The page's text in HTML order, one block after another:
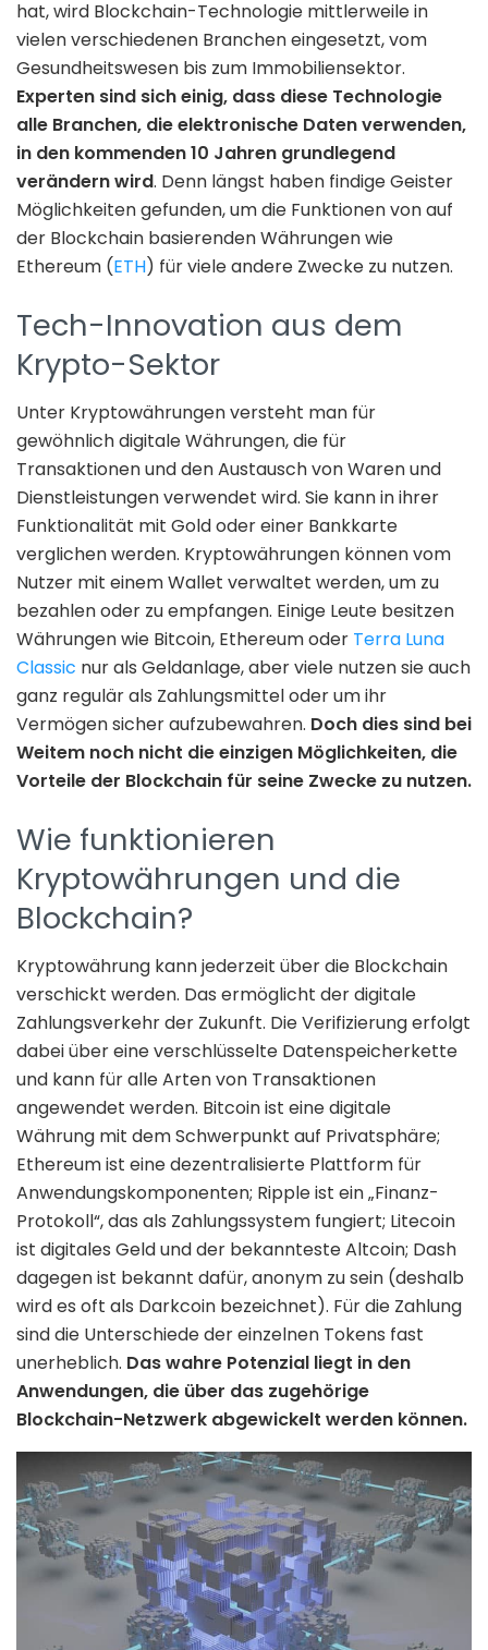
hat, wird Blockchain-Technologie mittlerweile in
vielen verschiedenen Branchen eingesetzt, vom
Gesundheitswesen bis zum Immobiliensektor.
Experten sind sich einig, dass diese Technologie
alle Branchen, die elektronische Daten verwenden,
in den kommenden 10 Jahren grundlegend
verändern wird. Denn längst haben findige Geister
Möglichkeiten gefunden, um die Funktionen von auf
der Blockchain basierenden Währungen wie
Ethereum (ETH) für viele andere Zwecke zu nutzen.
Tech-Innovation aus dem
Krypto-Sektor
Unter Kryptowährungen versteht man für
gewöhnlich digitale Währungen, die für
Transaktionen und den Austausch von Waren und
Dienstleistungen verwendet wird. Sie kann in ihrer
Funktionalität mit Gold oder einer Bankkarte
verglichen werden. Kryptowährungen können vom
Nutzer mit einem Wallet verwaltet werden, um zu
bezahlen oder zu empfangen. Einige Leute besitzen
Währungen wie Bitcoin, Ethereum oder Terra Luna
Classic nur als Geldanlage, aber viele nutzen sie auch
ganz regulär als Zahlungsmittel oder um ihr
Vermögen sicher aufzubewahren. Doch dies sind bei
Weitem noch nicht die einzigen Möglichkeiten, die
Vorteile der Blockchain für seine Zwecke zu nutzen.
Wie funktionieren
Kryptowährungen und die
Blockchain?
Kryptowährung kann jederzeit über die Blockchain
verschickt werden. Das ermöglicht der digitale
Zahlungsverkehr der Zukunft. Die Verifizierung erfolgt
dabei über eine verschlüsselte Datenspeicherkette
und kann für alle Arten von Transaktionen
angewendet werden. Bitcoin ist eine digitale
Währung mit dem Schwerpunkt auf Privatsphäre;
Ethereum ist eine dezentralisierte Plattform für
Anwendungskomponenten; Ripple ist ein „Finanz-
Protokoll“, das als Zahlungssystem fungiert; Litecoin
ist digitales Geld und der bekannteste Altcoin; Dash
dagegen ist bekannt dafür, anonym zu sein (deshalb
wird es oft als Darkcoin bezeichnet). Für die Zahlung
sind die Unterschiede der einzelnen Tokens fast
unerheblich. Das wahre Potenzial liegt in den
Anwendungen, die über das zugehörige
Blockchain-Netzwerk abgewickelt werden können.